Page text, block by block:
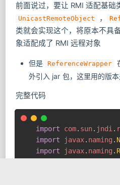
前面说过，要让 RMI 适配基础
UnicastRemoteObject ​ ，
类就会实现这个，将原本不具
象适配成了 RMI 远程对象
但是 ReferenceWrapper
外引入 jar 包，这里用的版
完整代码
import
com. sun. jndi .
import
javax. naming .
import
javax. naming .